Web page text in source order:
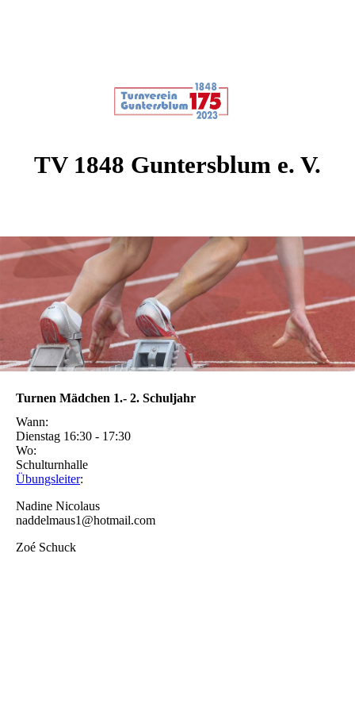
TV 1848 Guntersblum e. V.
Turnen Mädchen 1.- 2. Schuljahr
Wann:
Dienstag 16:30 - 17:30
Wo:
Schulturnhalle
Übungsleiter:
Nadine Nicolaus
naddelmaus1@hotmail.com
Zoé Schuck